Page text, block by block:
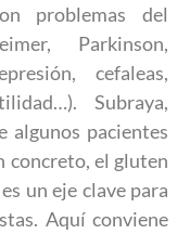
problemas del
Parkinson,
cefaleas,
Subraya,
algunos pacientes
concreto, el gluten
un eje clave para
Aquí conviene